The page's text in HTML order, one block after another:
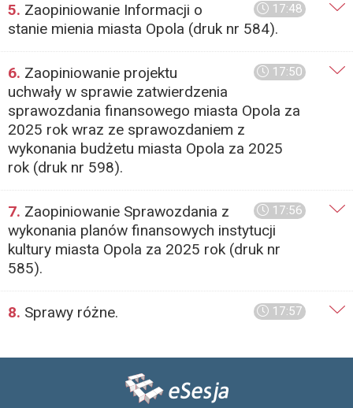
17:48
5. Zaopiniowanie Informacji o
stanie mienia miasta Opola (druk nr 584).
17:50
6. Zaopiniowanie projektu
uchwały w sprawie zatwierdzenia
sprawozdania finansowego miasta Opola za
2025 rok wraz ze sprawozdaniem z
wykonania budżetu miasta Opola za 2025
rok (druk nr 598).
17:56
7. Zaopiniowanie Sprawozdania z
wykonania planów finansowych instytucji
kultury miasta Opola za 2025 rok (druk nr
585).
17:57
8. Sprawy różne.